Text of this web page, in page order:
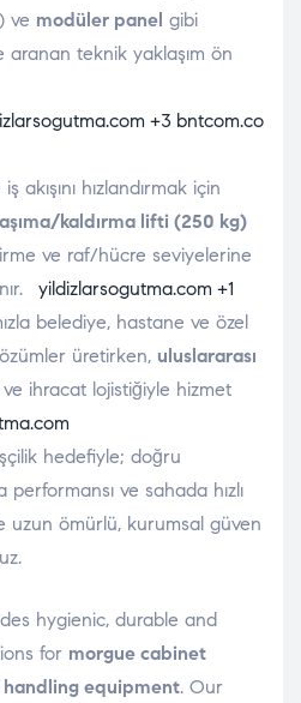
ve modüler panel gibi
teknik yaklaşım ön
+3 bntcom.co
akışını hızlandırmak için
kaldırma lifti (250 kg)
ve raf/hücre seviyelerine
yildizlarsogutma.com +1
belediye, hastane ve özel
üretirken, uluslararası
ihracat lojistiğiyle hizmet
hedefiyle; doğru
ve sahada hızlı
uzun ömürlü, kurumsal güven
hygienic, durable and
for morgue cabinet
handling equipment. Our